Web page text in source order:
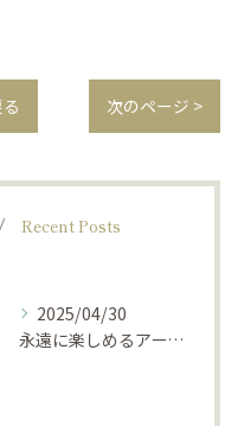
次のページ >
Recent Posts
2025/04/30
永遠に楽しめるアーティフィシャルフラワーの使い方